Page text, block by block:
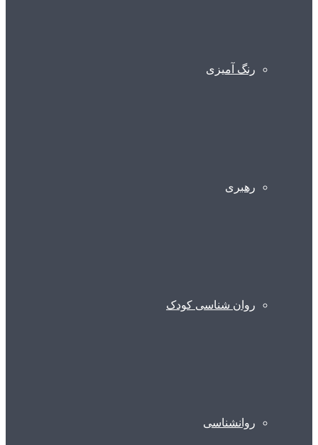
رنگ آمیزی
رهبری
روان شناسی کودک
روانشناسی